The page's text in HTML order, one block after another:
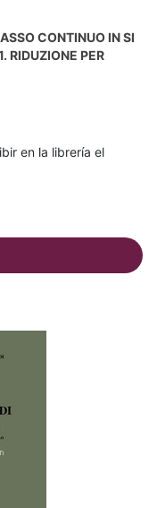
CONTINUO IN SI
RIDUZIONE PER
en la librería el